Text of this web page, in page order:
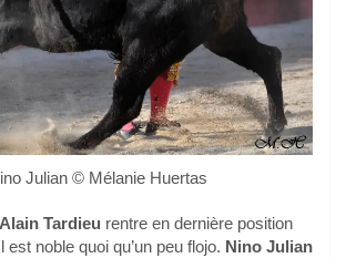
Julian © Mélanie Huertas
Alain Tardieu rentre en dernière position
est noble quoi qu’un peu flojo. Nino Julian